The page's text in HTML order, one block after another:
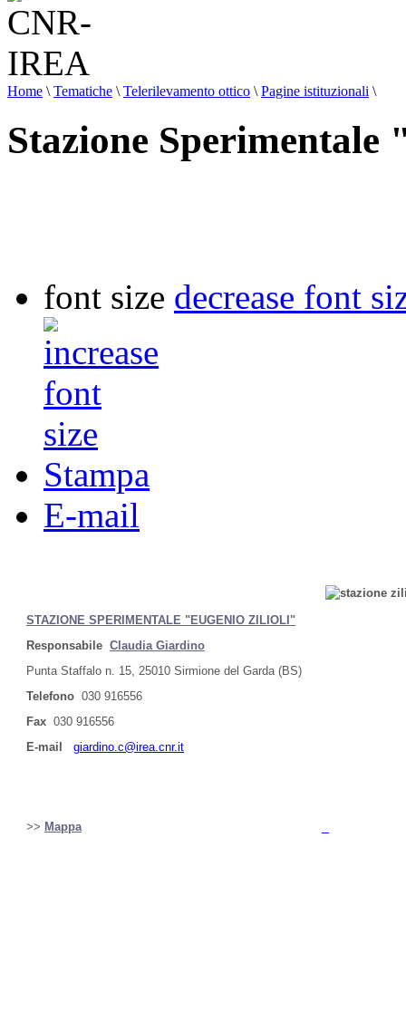
Home \ Tematiche \ Telerilevamento ottico \ Pagine istituzionali \
Stazione
font size decrease font
Stampa
E-mail
STAZIONE SPERIMENTALE "EUGENIO ZILIOLI"
Responsabile Claudia Giardino
Punta Staffalo n. 15, 25010 Sirmione del Garda (BS)
Telefono 030 916556
Fax 030 916556
E-mail
giardino.c@irea.cnr.it
>> Mappa